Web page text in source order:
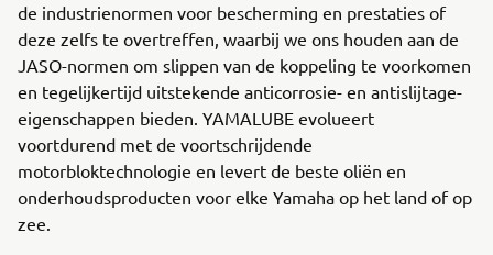
de industrienormen voor bescherming en prestaties of
deze zelfs te overtreffen, waarbij we ons houden aan de
JASO-normen om slippen van de koppeling te voorkomen
en tegelijkertijd uitstekende anticorrosie- en antislijtage-
eigenschappen bieden. YAMALUBE evolueert
voortdurend met de voortschrijdende
motorbloktechnologie en levert de beste oliën en
onderhoudsproducten voor elke Yamaha op het land of op
zee.